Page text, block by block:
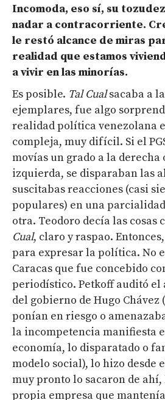
Incomoda, eso sí, su
nadar a contracorriente.
le restó alcance de miras
realidad que estamos
a vivir en las minorías.
Es posible. Tal Cualsacaba a
ejemplares, fue algo
realidad política venezolana
compleja, muy difícil. Si el
movías un grado a la derecha
izquierda, se disparaban las
suscitabas reacciones (casi
populares) en una
otra. Teodoro decía las cosas
Cual, claro y raspao.
para expresar la política. No
Caracas que fue concebido
periodístico. Petkoff auditó
del gobierno de Hugo
ponían en riesgo o
la incompetencia manifiesta
economía, lo disparatado o
modelo social), lo hizo desde
muy pronto lo sacaron de
propia empresa que